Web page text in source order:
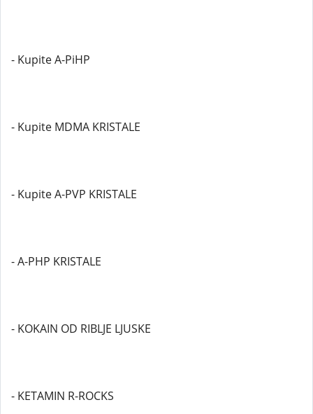
- Kupite A-PiHP
- Kupite MDMA KRISTALE
- Kupite A-PVP KRISTALE
- A-PHP KRISTALE
- KOKAIN OD RIBLJE LJUSKE
- KETAMIN R-ROCKS